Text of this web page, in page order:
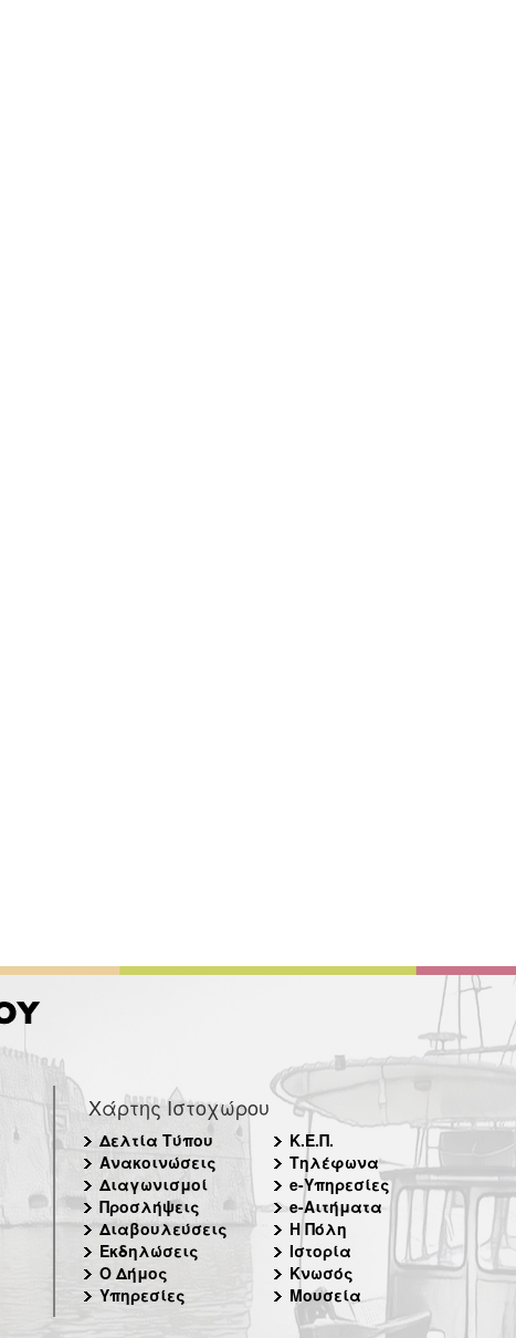
Χάρτης Ιστοχώρου
Δελτία Τύπου
Ανακοινώσεις
Διαγωνισμοί
Προσλήψεις
Διαβουλεύσεις
Εκδηλώσεις
Ο Δήμος
Υπηρεσίες
Κ.Ε.Π.
Τηλέφωνα
e-Υπηρεσίες
e-Αιτήματα
Η Πόλη
Ιστορία
Κνωσός
Μουσεία